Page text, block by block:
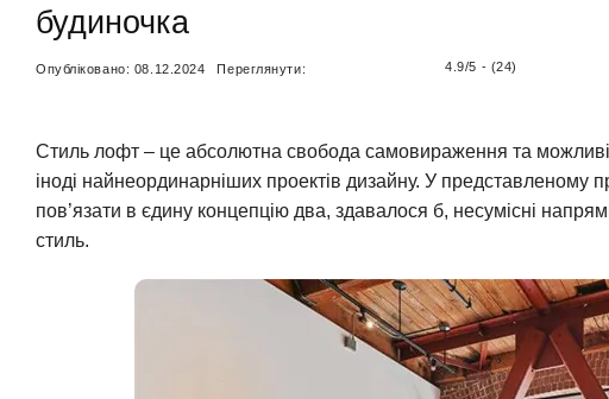
будиночка
Опубліковано: 08.12.2024 Переглянути: 4.9/5 - (24)
Стиль лофт – це абсолютна свобода самовираження та
іноді найнеординарніших проектів дизайну. У представленому
пов’язати в єдину концепцію два, здавалося б, несумісні
стиль.